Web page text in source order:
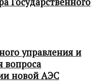
управления и
вопроса
новой АЭС